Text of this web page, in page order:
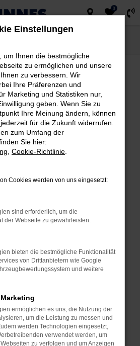
0
ERROR
Fehler aufgetreten.
Tipps, die dir helfen können:
Firewall und deine
zum Beispiel
wie Werbeblocker,
bestimmter Seiten
oder in einem privaten
neu.
Probleme zu beheben.
dass dein Browser und dein
auf dem neuesten Stand
Einstellungen
um Ihnen die bestmögliche
zu ermöglichen und unsere
zu verbessern. Wir
Ihre Präferenzen und
Marketing und Statistiken nur,
geben. Wenn Sie zu
Ihre Meinung ändern, können
für die Zukunft widerrufen.
zum Umfang der
Sie hier:
Cookie-Richtlinie
Cookies werden von uns eingesetzt:
sind erforderlich, um die
der Webseite zu gewährleisten.
bieten die bestmögliche Funktionalität
von Drittanbietern wie Google
und weitere
ermöglichen es uns, die Nutzung der
um die Leistung zu messen und
werden Technologien eingesetzt,
verwendet werden, um
zu verfolgen und um Anzeigen